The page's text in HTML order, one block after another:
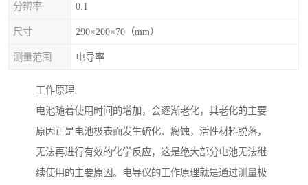
分辨率 0.1
尺寸 290×200×70（mm）
测量范围 电导率
工作原理:
电池随着使用时间的增加，会逐渐老化，其老化的主要
原因正是电池极表面发生硫化、腐蚀，活性材料脱落，
无法再进行有效的化学反应，这是绝大部分电池无法继
续使用的主要原因。电导仪的工作原理就是通过测量极